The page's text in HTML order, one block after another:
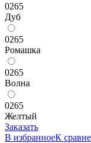
0265
Дуб
0265
Ромашка
0265
Волна
0265
Желтый
Заказать
В избранноеК